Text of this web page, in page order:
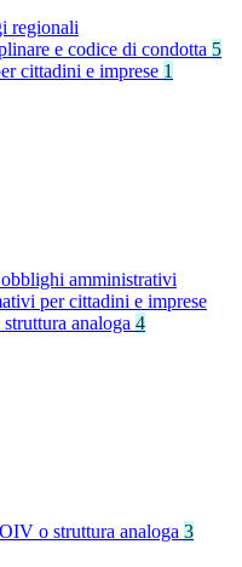
regionali
e codice di condotta 5
cittadini e imprese 1
amministrativi
per cittadini e imprese
analoga 4
o struttura analoga 3